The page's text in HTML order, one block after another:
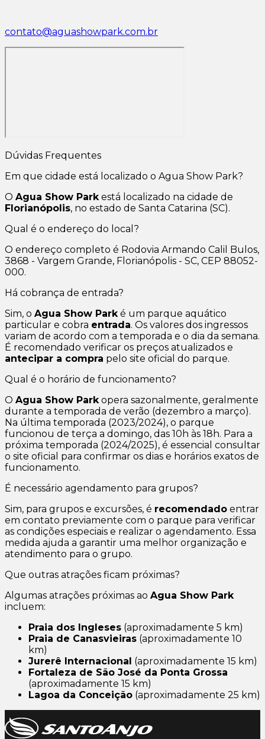
contato@aguashowpark.com.br
Dúvidas Frequentes
Em que cidade está localizado o Agua Show Park?
O Agua Show Parkestá localizado na cidade de
Florianópolis, no estado de Santa Catarina (SC).
Qual é o endereço do local?
O endereço completo é Rodovia Armando Calil Bulos,
3868 - Vargem Grande, Florianópolis - SC, CEP 88052-
000.
Há cobrança de entrada?
Sim, o Agua Show Parké um parque aquático
particular e cobra entrada. Os valores dos ingressos
variam de acordo com a temporada e o dia da semana.
É recomendado verificar os preços atualizados e
antecipar a compra pelo site oficial do parque.
Qual é o horário de funcionamento?
O Agua Show Parkopera sazonalmente, geralmente
durante a temporada de verão (dezembro a março).
Na última temporada (2023/2024), o parque
funcionou de terça a domingo, das 10h às 18h. Para a
próxima temporada (2024/2025), é essencial consultar
o site oficial para confirmar os dias e horários exatos de
funcionamento.
É necessário agendamento para grupos?
Sim, para grupos e excursões, é recomendado entrar
em contato previamente com o parque para verificar
as condições especiais e realizar o agendamento. Essa
medida ajuda a garantir uma melhor organização e
atendimento para o grupo.
Que outras atrações ficam próximas?
Algumas atrações próximas ao Agua Show Park
incluem:
Praia dos Ingleses (aproximadamente 5 km)
Praia de Canasvieiras (aproximadamente 10
km)
Jurerê Internacional (aproximadamente 15 km)
Fortaleza de São José da Ponta Grossa
(aproximadamente 15 km)
Lagoa da Conceição (aproximadamente 25 km)